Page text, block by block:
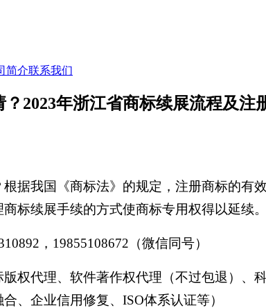
简介联系我们
2023年浙江省商标续展流程及注
据我国《商标法》的规定，注册商标的
标续展手续的方式使商标专用权得以延续
，19855108672（微信同号）
版权代理、软件著作权代理（不过包退）
合、企业信用修复、ISO体系认证等）